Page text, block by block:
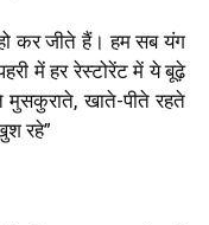
कर जीते हैं। हम सब यंग
में हर रेस्टोरेंट में ये बूढ़े
खाते-पीते रहते
रहे”